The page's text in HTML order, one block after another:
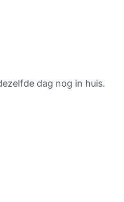
dag nog in huis.